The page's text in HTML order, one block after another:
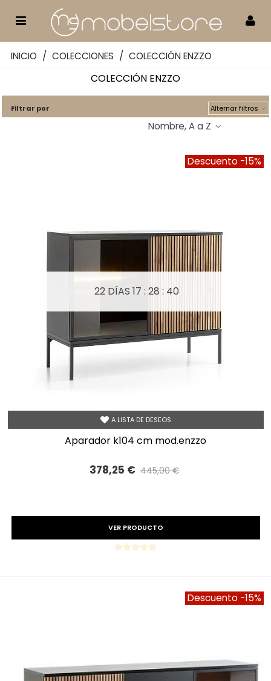
INICIO / COLECCIONES / COLECCIÓN ENZZO
COLECCIÓN ENZZO
Filtrar por Alternar filtros
Nombre, A a Z
Descuento -15%
A LISTA DE DESEOS
22 DÍAS 17 : 28 : 40
aparador k104 cm mod.enzzo
378,25 € 445,00 €
VER PRODUCTO
Descuento -15%